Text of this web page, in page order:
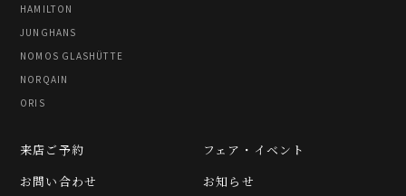
HAMILTON
JUNGHANS
NOMOS GLASHÜTTE
NORQAIN
ORIS
フェア・イベント
お知らせ
来店ご予約
お問い合わせ